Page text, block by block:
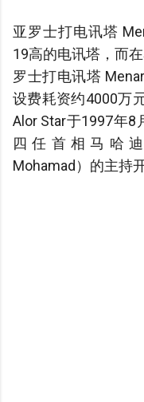
亚罗士打电讯塔
19高的电讯塔，而
罗士打电讯塔
设费耗资约4000万
Alor Star于1997年
四任首相马哈迪
Mohamad）的主持